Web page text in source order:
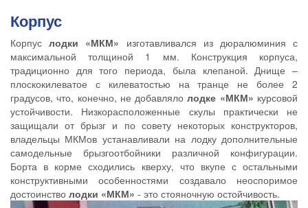
Корпус
Корпуслодки «МКМ» изготавливался из дюралюминия с
максимальной толщиной 1 мм. Конструкция корпуса,
традиционно для того периода, была клепаной. Днище –
плоскокилеватое с килеватостью на транце не более 2
градусов, что, конечно, не добавлялолодке «МКМ» курсовой
устойчивости. Низкорасположенные скулы практически не
защищали от брызг и по совету некоторых конструкторов,
владельцы МКМов устанавливали на лодку дополнительные
самодельные брызгоотбойники различной конфигурации.
Борта в корме сходились кверху, что вкупе с остальными
конструктивными особенностями создавало неоспоримое
достоинство лодки «МКМ» - это стояночную остойчивость.